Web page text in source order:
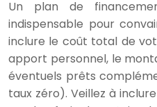
Un plan de
indispensable pour
inclure le coût total de
apport personnel, le
éventuels prêts
taux zéro). Veillez à